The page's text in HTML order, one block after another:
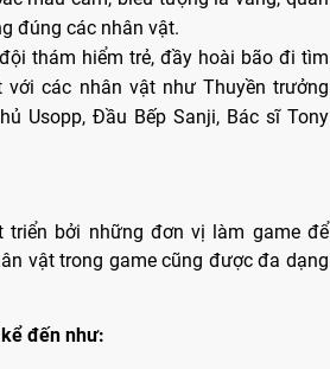
đúng các nhân vật.
thám hiểm trẻ, đầy hoài bão đi tìm
với các nhân vật như Thuyền trưởng
Usopp, Đầu Bếp Sanji, Bác sĩ Tony
triển bởi những đơn vị làm game để
vật trong game cũng được đa dạng
đến như: